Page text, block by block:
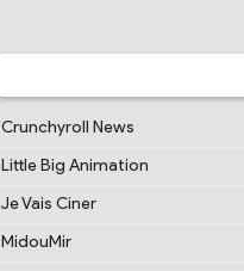
Crunchyroll News
Little Big Animation
Je Vais Ciner
MidouMir